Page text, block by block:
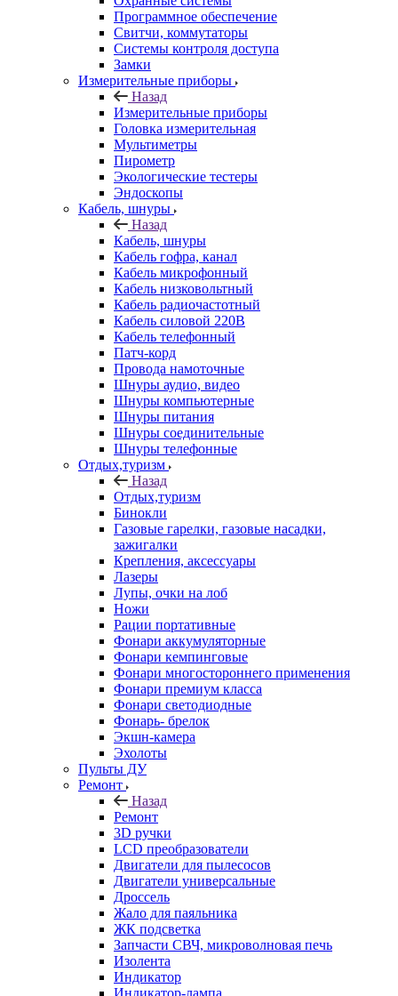
Программное обеспечение
Свитчи, коммутаторы
Системы контроля доступа
Замки
Измерительные приборы
Назад
Измерительные приборы
Головка измерительная
Мультиметры
Пирометр
Экологические тестеры
Эндоскопы
Кабель, шнуры
Назад
Кабель, шнуры
Кабель гофра, канал
Кабель микрофонный
Кабель низковольтный
Кабель радиочастотный
Кабель силовой 220В
Кабель телефонный
Патч-корд
Провода намоточные
Шнуры аудио, видео
Шнуры компьютерные
Шнуры питания
Шнуры соединительные
Шнуры телефонные
Отдых,туризм
Назад
Отдых,туризм
Бинокли
Газовые гарелки, газовые насадки,
зажигалки
Крепления, аксессуары
Лазеры
Лупы, очки на лоб
Ножи
Рации портативные
Фонари аккумуляторные
Фонари кемпинговые
Фонари многостороннего применения
Фонари премиум класса
Фонари светодиодные
Фонарь- брелок
Экшн-камера
Эхолоты
Пульты ДУ
Ремонт
Назад
Ремонт
3D ручки
LCD преобразователи
Двигатели для пылесосов
Двигатели универсальные
Дроссель
Жало для паяльника
ЖК подсветка
Запчасти СВЧ, микроволновая печь
Изолента
Индикатор
Индикатор-лампа